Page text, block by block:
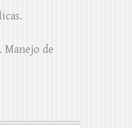
Manejo de